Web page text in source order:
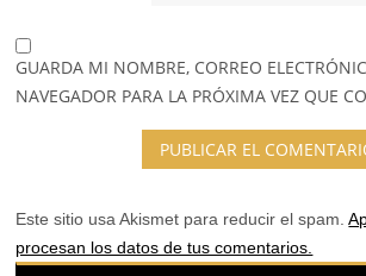
GUARDA MI NOMBRE, CORREO
NAVEGADOR PARA LA PRÓXIMA VEZ QUE
Este sitio usa Akismet para reducir el spam.
procesan los datos de tus comentarios.